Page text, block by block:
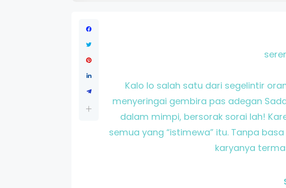
Kalo lo salah satu dari segelintir
menyeringai gembira pas adegan
dalam mimpi, bersorak sorai lah!
semua yang “istimewa” itu. Tanpa
karyanya